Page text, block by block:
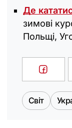
Де
зимові
Польщі,
Світ